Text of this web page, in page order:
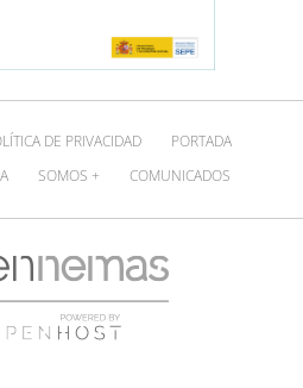
DE PRIVACIDAD
PORTADA
SOMOS + COMUNICADOS